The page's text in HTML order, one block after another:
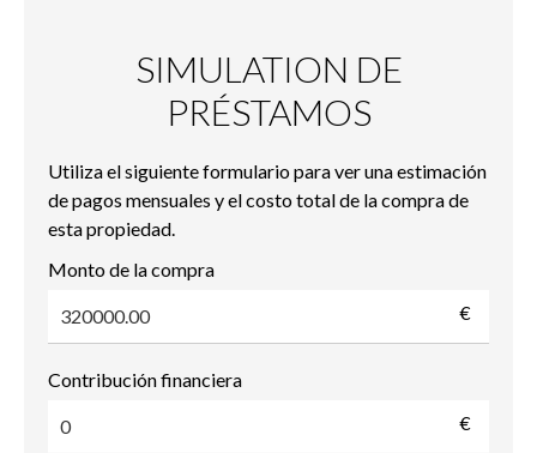
SIMULATION DE
PRÉSTAMOS
Utiliza el siguiente formulario para ver una estimación
de pagos mensuales y el costo total de la compra de
esta propiedad.
Monto de la compra
€
Contribución financiera
€